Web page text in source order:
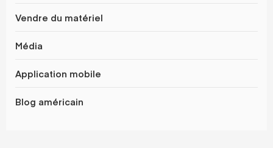
Vendre du matériel
Média
Application mobile
Blog américain